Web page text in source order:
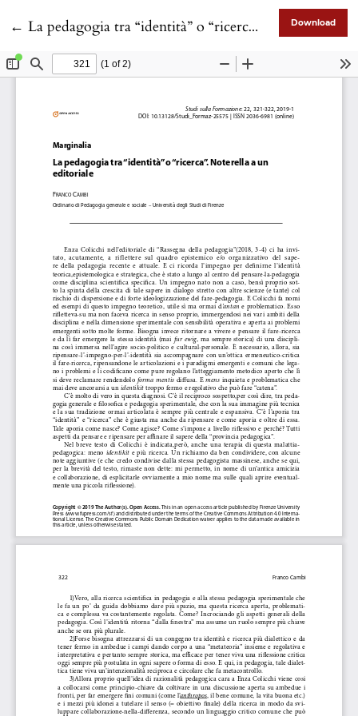
← Return to Article Details
La pedagogia tra “identità” o “ricerca”. Noterella a un editoriale Download